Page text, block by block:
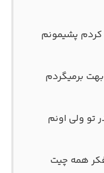
پشیمونم
برمیگردم
تو ولی اونم
همه چیت